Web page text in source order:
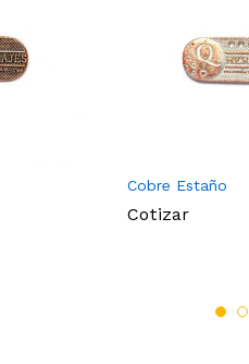
Cobre Estaño
Cotizar